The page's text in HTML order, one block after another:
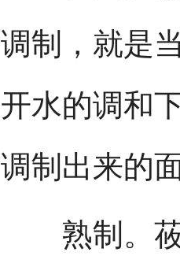
调制，就是
开水的调和
调制出来的
熟制。莜